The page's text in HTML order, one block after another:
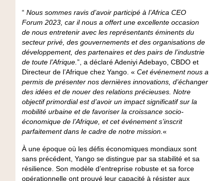
“ Nous sommes ravis d’avoir participé à l’Africa CEO
Forum 2023, car il nous a offert une excellente occasion
de nous entretenir avec les représentants éminents du
secteur privé, des gouvernements et des organisations de
développement, des partenaires et des pairs de l’industrie
de toute l’Afrique.”, a déclaré Adeniyi Adebayo, CBDO et
Directeur de l’Afrique chez Yango. « Cet événement nous a
permis de présenter nos dernières innovations, d’échanger
des idées et de nouer des relations précieuses. Notre
objectif primordial est d’avoir un impact significatif sur la
mobilité urbaine et de favoriser la croissance socio-
économique de l’Afrique, et cet événement s’inscrit
parfaitement dans le cadre de notre mission.«
À une époque où les défis économiques mondiaux sont
sans précédent, Yango se distingue par sa stabilité et sa
résilience. Son modèle d’entreprise robuste et sa force
opérationnelle ont prouvé leur capacité à résister aux